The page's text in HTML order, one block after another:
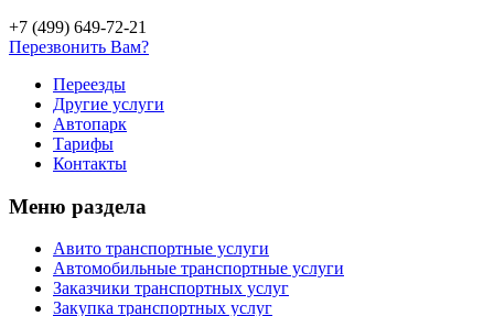
+7 (499) 649-72-21
Перезвонить Вам?
Переезды
Другие услуги
Автопарк
Тарифы
Контакты
Меню раздела
Авито транспортные услуги
Автомобильные транспортные услуги
Заказчики транспортных услуг
Закупка транспортных услуг